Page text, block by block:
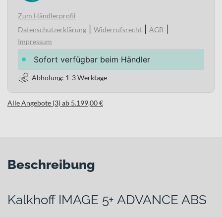
Zum Händlerprofil
Datenschutzerklärung
Widerrufsrecht AGB
Impressum
Sofort verfügbar beim Händler
Abholung: 1-3 Werktage
Alle Angebote (3) ab 5.199,00 €
Beschreibung
Kalkhoff IMAGE 5+ ADVANCE ABS